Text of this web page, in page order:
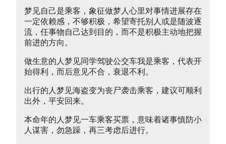
梦见自己是乘客，象征做梦人心里对事情进展存在
一定依赖感，不够积极，希望寄托别人或是随波逐
流，任事物自己达到目的，而不是积极主动地把握
前进的方向。
做生意的人梦见同学驾驶公交车我是乘客，代表开
始得利，而后意见不合，衰退不利。
出行的人梦见海盗变为丧尸袭击乘客，建议可顺利
出外，平安回来。
本命年的人梦见一车乘客买票，意味着诸事慎防小
人谋害，勿急躁，再三考虑后进行。